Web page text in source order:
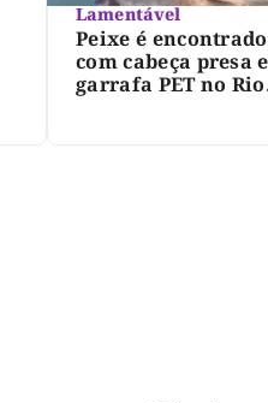
Lamentável
Peixe é encontrado
com cabeça presa
garrafa PET no Rio